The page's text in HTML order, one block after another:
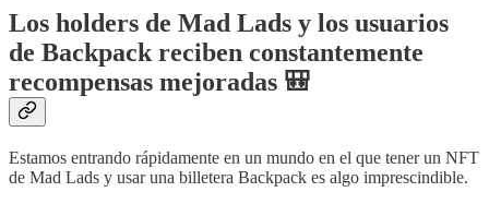
Los holders de Mad Lads y los usuarios
de Backpack reciben constantemente
recompensas mejoradas 🎒
Estamos entrando rápidamente en un mundo en el que tener un NFT
de Mad Lads y usar una billetera Backpack es algo imprescindible.